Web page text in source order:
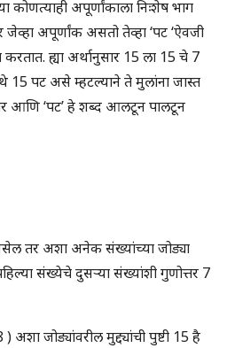
कोणत्याही अपूर्णांकाला निःशेष भाग
जेव्हा अपूर्णांक असतो तेव्हा ‘पट ‘ऐवजी
करतात. ह्या अर्थानुसार 15 ला 15 चे 7
15 पट असे म्हटल्याने ते मुलांना जास्त
आणि ‘पट’ हे शब्द आलटून पालटून
तर अशा अनेक संख्यांच्या जोड्या
संख्येचे दुसऱ्या संख्यांशी गुणोत्तर 7
जोड्यांवरील मुद्द्यांची पुष्टी 15 है